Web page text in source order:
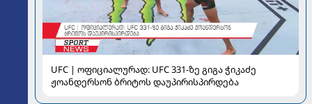
UFC | ოფიციალურად: UFC 331-ზე გიგა ჭიკაძე
ჟოანდერსონ ბრიტოს დაუპირისპირდება